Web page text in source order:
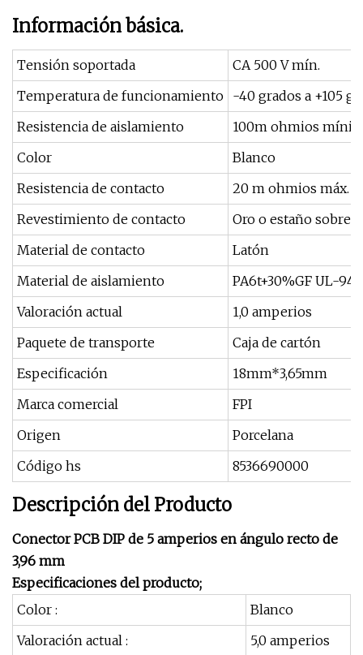
Información básica.
Tensión soportada
CA 500 V mín.
Temperatura de funcionamiento -40 grados a +105
Resistencia de aislamiento
100m ohmios
Color
Blanco
Resistencia de contacto
20 m ohmios máx.
Revestimiento de contacto
Oro o estaño sobre
Material de contacto
Latón
Material de aislamiento
PA6t+30%GF UL-94
Valoración actual
1,0 amperios
Paquete de transporte
Caja de cartón
Especificación
18mm*3,65mm
Marca comercial
FPI
Origen
Porcelana
Código hs
8536690000
Descripción del Producto
Conector PCB DIP de 5 amperios en ángulo recto de
3,96 mm
Especificaciones del producto;
Color :
Blanco
Valoración actual :
5,0 amperios